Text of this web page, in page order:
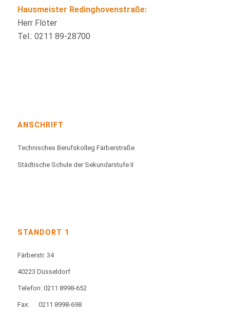
Hausmeister Redinghovenstraße:
Herr Flöter
Tel.: 0211 89-28700
ANSCHRIFT
Technisches Berufskolleg Färberstraße
Städtische Schule der Sekundarstufe II
STANDORT 1
Färberstr. 34
40223 Düsseldorf
Telefon: 0211 8998-652
Fax: 0211 8998-698